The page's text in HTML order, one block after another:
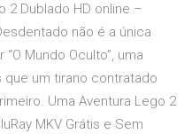
2 Dublado HD online –
não é a única
Mundo Oculto”, uma
um tirano contratado
Uma Aventura Lego 2
MKV Grátis e Sem